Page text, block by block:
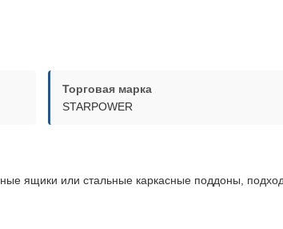
Торговая марка
STARPOWER
ящики или стальные каркасные поддоны,